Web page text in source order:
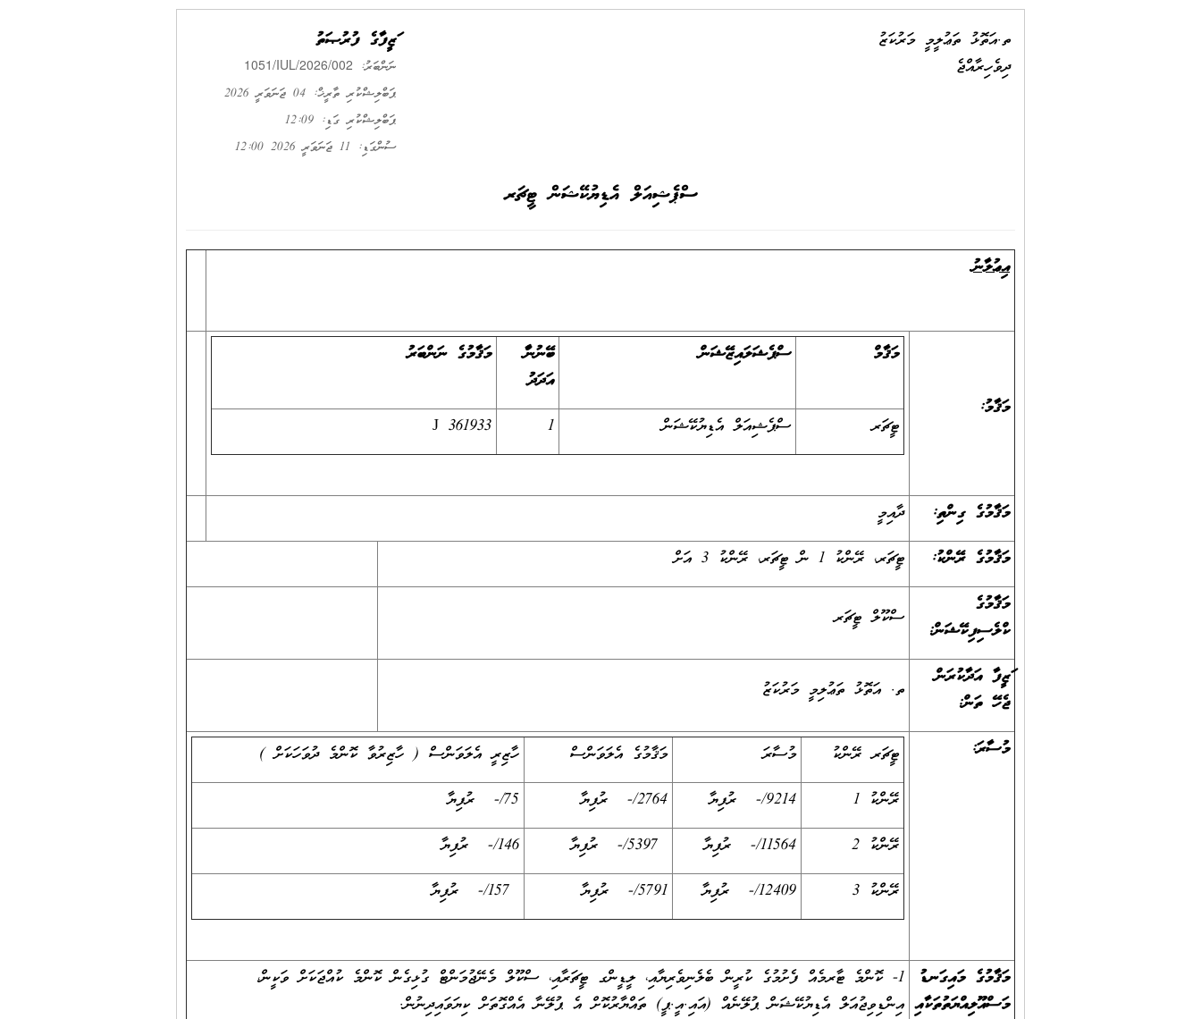
ވަޒީފާގެ ފުރުޞަތު
ނަންބަރު: 1051/IUL/2026/002
ޕަބްލިޝްކުރި ތާރީޚް: 04 ޖަނަވަރީ 2026
ޕަބްލިޝްކުރި ގަޑި: 12:09
ސުންގަޑި: 11 ޖަނަވަރީ 2026 12:00
ތ.އަތޮޅު ތަޢުލީމީ މަރުކަޒު
ދިވެހިރާއްޖެ
ސްޕެޝިއަލް އެޑިޔުކޭޝަން ޓީޗަރ
އިޢުލާނު
މަޤާމު:
މަޤާމް ސްޕެޝަލައިޒޭޝަން
ބޭނުންވާ
އަދަދު
މަޤާމުގެ ނަންބަރު
ޓީޗަރ ސްޕެޝިއަލް އެޑިޔުކޭޝަން 1
J 361933
މަޤާމުގެ ގިންތި:
ދާއިމީ
މަޤާމުގެ ރޭންކު:
ޓީޗަރ، ރޭންކު 1 ން ޓީޗަރ، ރޭންކު 3 އަށް
މަޤާމުގެ
ކްލެސިފިކޭޝަން:
ސްކޫލް ޓީޗަރ
ވަޒީފާ އަދާކުރަން
ޖެހޭ ތަން:
ތ. އަތޮޅު ތަޢުލިމީ މަރުކަޒު
މުސާރަ: ޓީޗަރ ރޭންކު މުސާރަ މަޤާމުގެ އެލަވަންސް
ހާޒިރީ އެލަވަންސް ( ހާޒިރުވާ ކޮންމެ ދުވަހަކަށް )
ރޭންކު 1
9214/- ރުފިޔާ 2764/- ރުފިޔާ
75/- ރުފިޔާ
ރޭންކު 2
11564/- ރުފިޔާ
146/- ރުފިޔާ
ރޭންކު 3
12409/- ރުފިޔާ 5791/- ރުފިޔާ
މަޤާމުގެ މައިގަނޑު
މަސްއޫލިއްޔަތުތަކާއި
1- ކޮންމެ ޓާރމެއް ފެށުމުގެ ކުރީން ބެލެނިވެރިޔާއި، ލީޑީންގ ޓީޗަރާއި، ސްކޫލް މެނޭޖުމަންޓް ގުޅިގެން ކޮންމެ ކުއްޖަކަށް ވަކީން،
އިންޑިވިޖުއަލް އެޑިޔުކޭޝަން ޕުލޭނެއް (އައި.އީ.ޕީ) ތައްޔާރުކޮށް އެ ޕުލޭނާ އެއްގޮތަށް ކިޔަވައިދިނުން.